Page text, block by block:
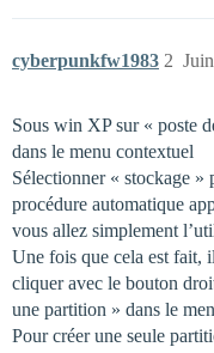
cyberpunkfw1983 2
Sous win XP sur « poste
dans le menu contextuel
Sélectionner « stockage »
procédure automatique
vous allez simplement
Une fois que cela est fait,
cliquer avec le bouton
une partition » dans le
Pour créer une seule